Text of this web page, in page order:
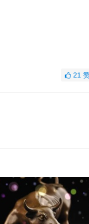
21